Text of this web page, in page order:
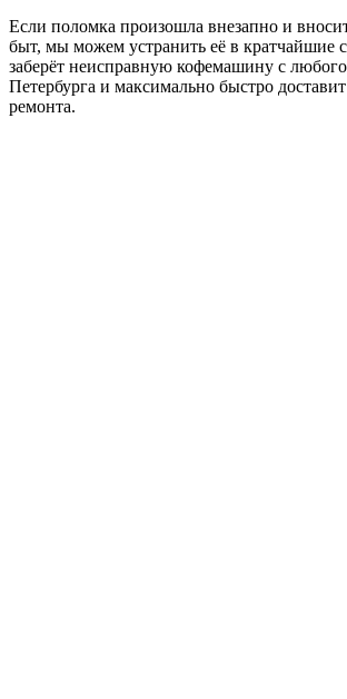
Если поломка произошла внезапно и
быт, мы можем устранить её в кратчайшие
заберёт неисправную кофемашину с
Петербурга и максимально быстро
ремонта.